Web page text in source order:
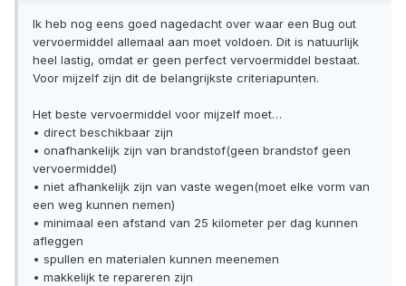
Ik heb nog eens goed nagedacht over waar een Bug out
vervoermiddel allemaal aan moet voldoen. Dit is natuurlijk
heel lastig, omdat er geen perfect vervoermiddel bestaat.
Voor mijzelf zijn dit de belangrijkste criteriapunten.
Het beste vervoermiddel voor mijzelf moet…
• direct beschikbaar zijn
• onafhankelijk zijn van brandstof(geen brandstof geen
vervoermiddel)
• niet afhankelijk zijn van vaste wegen(moet elke vorm van
een weg kunnen nemen)
• minimaal een afstand van 25 kilometer per dag kunnen
afleggen
• spullen en materialen kunnen meenemen
• makkelijk te repareren zijn